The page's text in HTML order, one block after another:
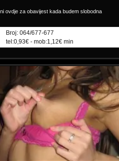
tel:0,93€ - mob:1,12€ min